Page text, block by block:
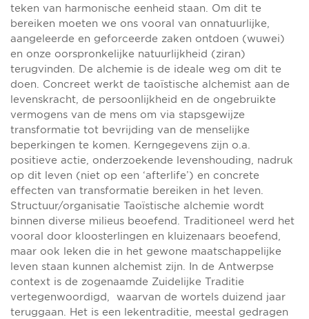
teken van harmonische eenheid staan. Om dit te
bereiken moeten we ons vooral van onnatuurlijke,
aangeleerde en geforceerde zaken ontdoen (​wuwei​)
en onze oorspronkelijke natuurlijkheid (​ziran​)
terugvinden. De alchemie is de ideale weg om dit te
doen. Concreet werkt de taoïstische alchemist aan de
levenskracht, de persoonlijkheid en de ongebruikte
vermogens van de mens om via stapsgewijze
transformatie tot bevrijding van de menselijke
beperkingen te komen. Kerngegevens zijn o.a.
positieve actie, onderzoekende levenshouding, nadruk
op dit leven (niet op een ‘afterlife’) en concrete
effecten van transformatie bereiken in het leven.
Structuur/organisatie Taoïstische alchemie wordt
binnen diverse milieus beoefend. Traditioneel werd het
vooral door kloosterlingen en kluizenaars beoefend,
maar ook leken die in het gewone maatschappelijke
leven staan kunnen alchemist zijn. In de Antwerpse
context is de zogenaamde Zuidelijke Traditie
vertegenwoordigd, waarvan de wortels duizend jaar
teruggaan. Het is een lekentraditie, meestal gedragen